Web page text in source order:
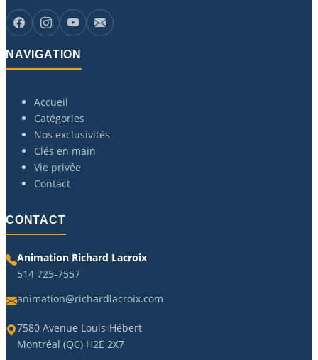
NAVIGATION
Accueil
Catégories
Nos exclusivités
Clés en main
Vie privée
Contact
CONTACT
Animation Richard Lacroix
514 725-7557
animation@richardlacroix.com
7580 Avenue Louis-Hébert
Montréal (QC) H2E 2X7